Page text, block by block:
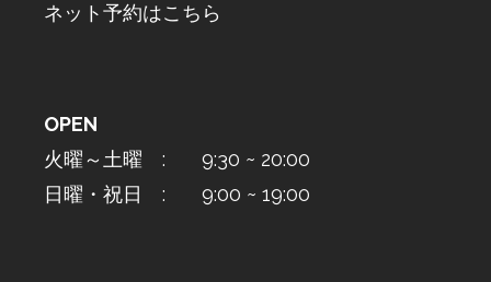
ネット予約はこちら
OPEN
火曜～土曜 : 9:30 ~ 20:00
日曜・祝日 : 9:00 ~ 19:00